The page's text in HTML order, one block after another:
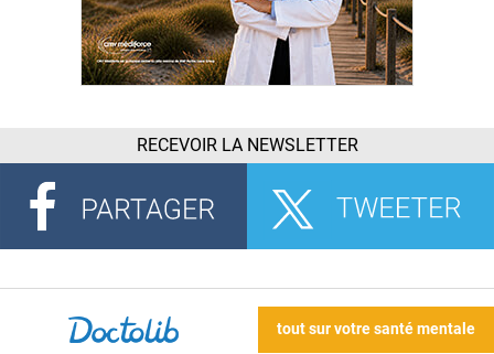
RECEVOIR LA NEWSLETTER
tout sur votre santé mentale